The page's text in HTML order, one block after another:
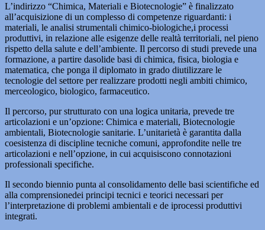
L’indirizzo “Chimica, Materiali e Biotecnologie” è finalizzato
all’acquisizione di un complesso di competenze riguardanti: i
materiali, le analisi strumentali chimico-biologiche,i processi
produttivi, in relazione alle esigenze delle realtà territoriali, nel pieno
rispetto della salute e dell’ambiente. Il percorso di studi prevede una
formazione, a partire dasolide basi di chimica, fisica, biologia e
matematica, che ponga il diplomato in grado diutilizzare le
tecnologie del settore per realizzare prodotti negli ambiti chimico,
merceologico, biologico, farmaceutico.
Il percorso, pur strutturato con una logica unitaria, prevede tre
articolazioni e un’opzione: Chimica e materiali, Biotecnologie
ambientali, Biotecnologie sanitarie. L’unitarietà è garantita dalla
coesistenza di discipline tecniche comuni, approfondite nelle tre
articolazioni e nell’opzione, in cui acquisiscono connotazioni
professionali specifiche.
Il secondo biennio punta al consolidamento delle basi scientifiche ed
alla comprensionedei principi tecnici e teorici necessari per
l’interpretazione di problemi ambientali e de iprocessi produttivi
integrati.